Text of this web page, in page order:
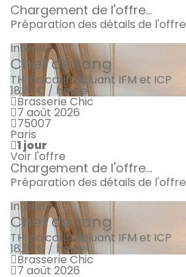
Chargement de l'offre...
Préparation des détails de l'offre
Intérim
Chef de rang
TH indicatif incluant IFM et ICP
18.15 € / heure
Brasserie Chic
7 août 2026
75007
Paris
1 jour
Voir l'offre
Chargement de l'offre...
Préparation des détails de l'offre
Intérim
Chef de rang
TH indicatif incluant IFM et ICP
18.15 € / heure
Brasserie Chic
7 août 2026